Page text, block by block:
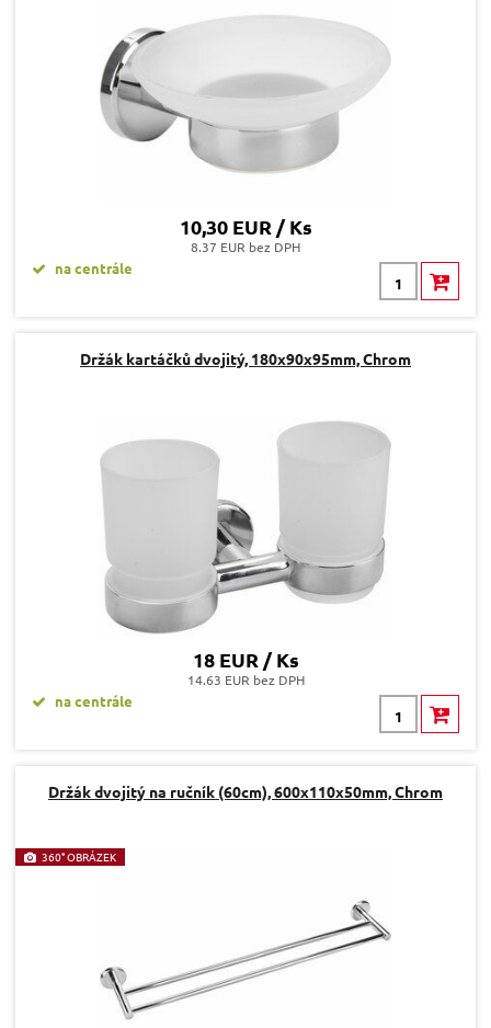
10,30 EUR / Ks
8.37 EUR bez DPH
na centrále
Držák kartáčků dvojitý, 180x90x95mm, Chrom
18 EUR / Ks
14.63 EUR bez DPH
na centrále
Držák dvojitý na ručník (60cm), 600x110x50mm, Chrom
360° OBRÁZEK